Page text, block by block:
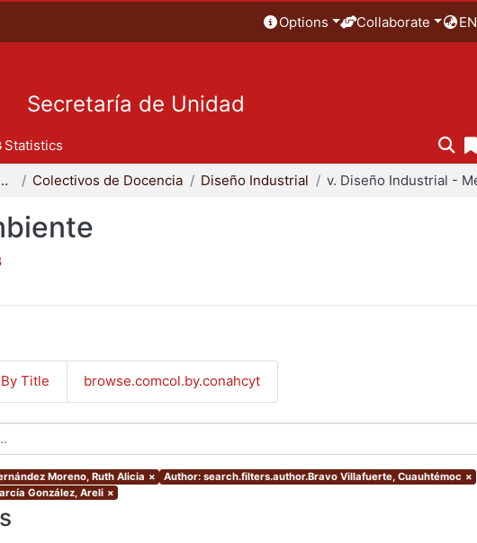
Options Collaborate EN
Secretaría de Unidad
Statistics
de Docencia Colectivos de Docencia Diseño Industrial
By Title browse.comcol.by.conahcyt
Moreno, Ruth Alicia × Author: search.filters.author.Bravo Villafuerte, Cuauhtémoc ×
González, Areli ×